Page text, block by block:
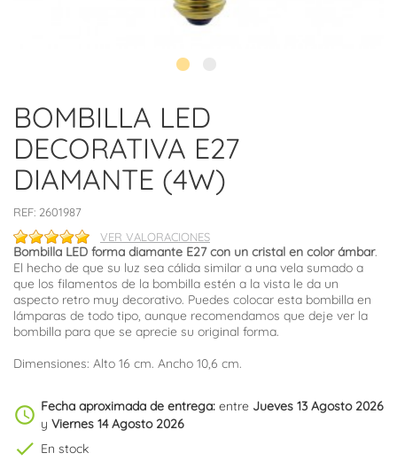
BOMBILLA LED
DECORATIVA E27
DIAMANTE (4W)
REF: 2601987
VER VALORACIONES
Bombilla LED forma diamante E27 con un cristal en color ámbar.
El hecho de que su luz sea cálida similar a una vela sumado a
que los filamentos de la bombilla estén a la vista le da un
aspecto retro muy decorativo. Puedes colocar esta bombilla en
lámparas de todo tipo, aunque recomendamos que deje ver la
bombilla para que se aprecie su original forma.
Dimensiones: Alto 16 cm. Ancho 10,6 cm.
schedule Fecha aproximada de entrega: entre Jueves 13 Agosto 2026
y Viernes 14 Agosto 2026
check En stock